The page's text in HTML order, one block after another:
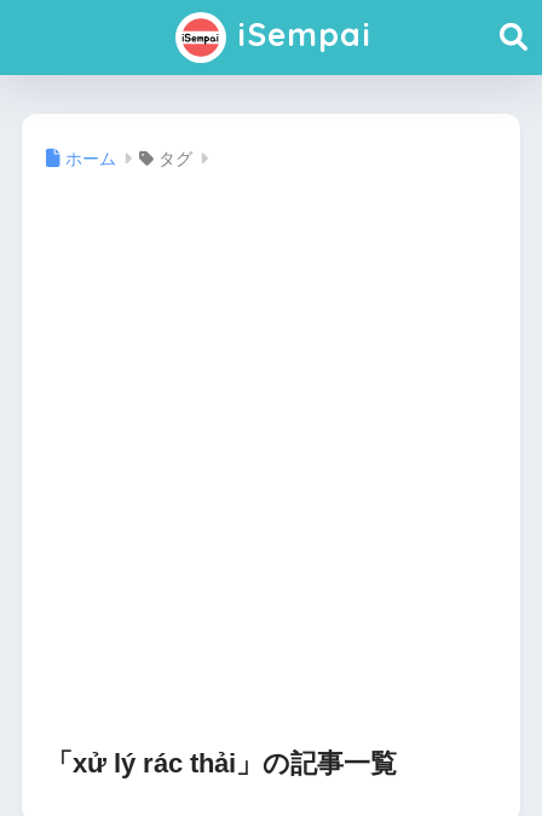
iSempai
ホーム タグ
「xử lý rác thải」の記事一覧